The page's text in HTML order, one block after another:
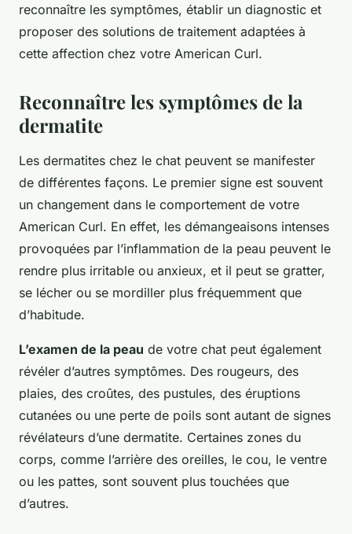
reconnaître les symptômes, établir un diagnostic et
proposer des solutions de traitement adaptées à
cette affection chez votre American Curl.
Reconnaître les symptômes de la
dermatite
Les dermatites chez le chat peuvent se manifester
de différentes façons. Le premier signe est souvent
un changement dans le comportement de votre
American Curl. En effet, les démangeaisons intenses
provoquées par l’inflammation de la peau peuvent le
rendre plus irritable ou anxieux, et il peut se gratter,
se lécher ou se mordiller plus fréquemment que
d’habitude.
L’examen de la peau de votre chat peut également
révéler d’autres symptômes. Des rougeurs, des
plaies, des croûtes, des pustules, des éruptions
cutanées ou une perte de poils sont autant de signes
révélateurs d’une dermatite. Certaines zones du
corps, comme l’arrière des oreilles, le cou, le ventre
ou les pattes, sont souvent plus touchées que
d’autres.